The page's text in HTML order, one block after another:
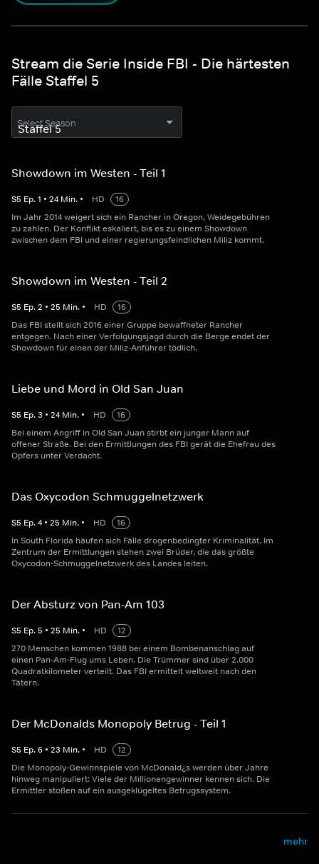
Stream die Serie Inside FBI - Die härtesten
Fälle Staffel 5
Select Season
Showdown im Westen - Teil 1
S5 Ep.1 • 24 Min. • HD
16
Im Jahr 2014 weigert sich ein Rancher in Oregon, Weidegebühren
zu zahlen. Der Konflikt eskaliert, bis es zu einem Showdown
zwischen dem FBI und einer regierungsfeindlichen Miliz kommt.
Showdown im Westen - Teil 2
S5 Ep.2 • 25 Min. • HD
16
Das FBI stellt sich 2016 einer Gruppe bewaffneter Rancher
entgegen. Nach einer Verfolgungsjagd durch die Berge endet der
Showdown für einen der Miliz-Anführer tödlich.
Liebe und Mord in Old San Juan
S5 Ep.3 • 24 Min. • HD
16
Bei einem Angriff in Old San Juan stirbt ein junger Mann auf
offener Straße. Bei den Ermittlungen des FBI gerät die Ehefrau des
Opfers unter Verdacht.
Das Oxycodon Schmuggelnetzwerk
S5 Ep.4 • 25 Min. • HD
16
In South Florida häufen sich Fälle drogenbedingter Kriminalität. Im
Zentrum der Ermittlungen stehen zwei Brüder, die das größte
Oxycodon-Schmuggelnetzwerk des Landes leiten.
Der Absturz von Pan-Am 103
S5 Ep.5 • 25 Min. • HD
12
270 Menschen kommen 1988 bei einem Bombenanschlag auf
einen Pan-Am-Flug ums Leben. Die Trümmer sind über 2.000
Quadratkilometer verteilt. Das FBI ermittelt weltweit nach den
Tätern.
Der McDonalds Monopoly Betrug - Teil 1
S5 Ep.6 • 23 Min. • HD
12
Die Monopoly-Gewinnspiele von McDonald¿s werden über Jahre
hinweg manipuliert: Viele der Millionengewinner kennen sich. Die
Ermittler stoßen auf ein ausgeklügeltes Betrugssystem.
mehr